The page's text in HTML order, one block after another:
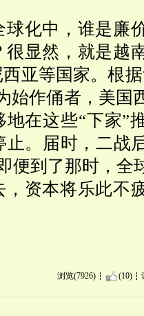
球化中，谁是廉
很显然，就是越
亚等国家。根据
始作俑者，美国
地在这些“下家”
止。届时，二战
便到了那时，全
，资本将乐此不
浏览(7926) (10)